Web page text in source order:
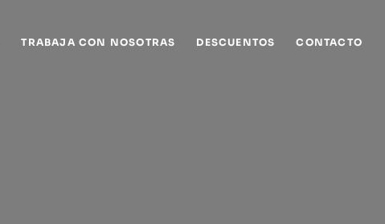
TRABAJA CON NOSOTRAS DESCUENTOS CONTACTO